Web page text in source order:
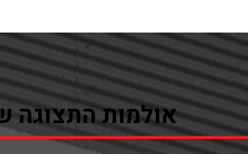
אולמות התצוגה